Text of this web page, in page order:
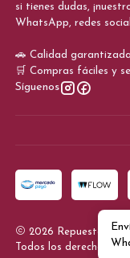
si tienes dudas,
WhatsApp, redes
🚗 Calidad garantizada
🛒 Compras fáciles y
Síguenos
2026 Repuestos El
Todos los derechos